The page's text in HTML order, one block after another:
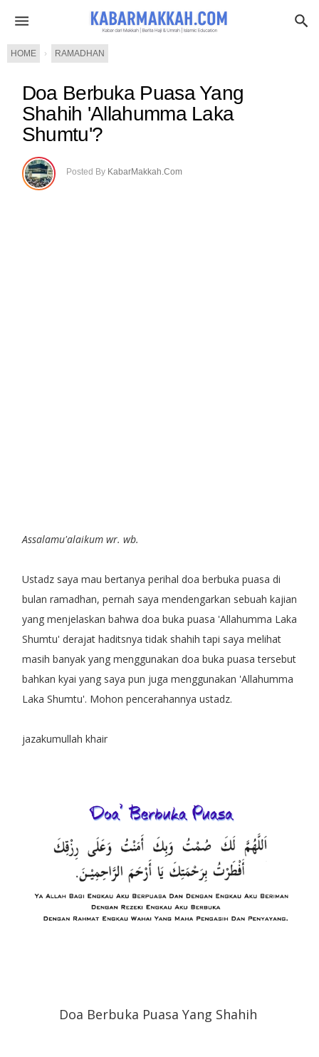
HOME › RAMADHAN
Doa Berbuka Puasa Yang
Shahih 'Allahumma Laka
Shumtu'?
Posted By KabarMakkah.Com
Assalamu'alaikum wr. wb.
Ustadz saya mau bertanya perihal doa berbuka puasa di
bulan ramadhan, pernah saya mendengarkan sebuah kajian
yang menjelaskan bahwa doa buka puasa 'Allahumma Laka
Shumtu' derajat haditsnya tidak shahih tapi saya melihat
masih banyak yang menggunakan doa buka puasa tersebut
bahkan kyai yang saya pun juga menggunakan 'Allahumma
Laka Shumtu'. Mohon pencerahannya ustadz.
jazakumullah khair
Doa Berbuka Puasa Yang Shahih